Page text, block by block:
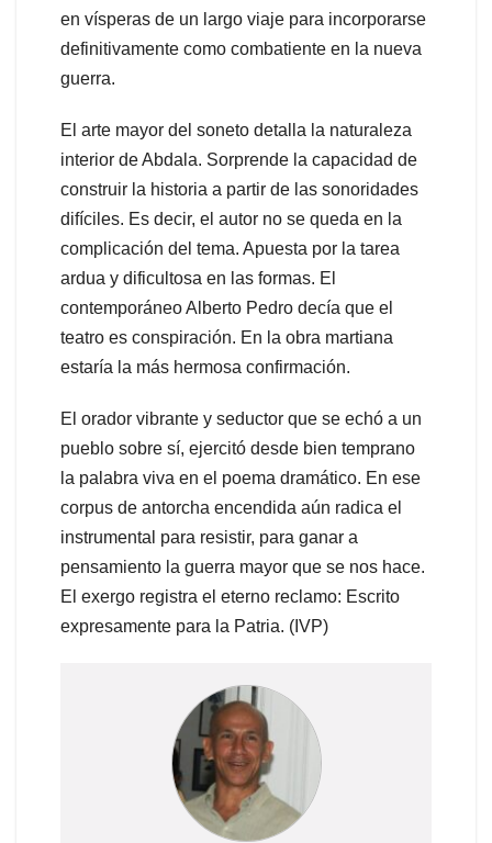
en vísperas de un largo viaje para incorporarse
definitivamente como combatiente en la nueva
guerra.
El arte mayor del soneto detalla la naturaleza
interior de Abdala. Sorprende la capacidad de
construir la historia a partir de las sonoridades
difíciles. Es decir, el autor no se queda en la
complicación del tema. Apuesta por la tarea
ardua y dificultosa en las formas. El
contemporáneo Alberto Pedro decía que el
teatro es conspiración. En la obra martiana
estaría la más hermosa confirmación.
El orador vibrante y seductor que se echó a un
pueblo sobre sí, ejercitó desde bien temprano
la palabra viva en el poema dramático. En ese
corpus de antorcha encendida aún radica el
instrumental para resistir, para ganar a
pensamiento la guerra mayor que se nos hace.
El exergo registra el eterno reclamo: Escrito
expresamente para la Patria. (IVP)